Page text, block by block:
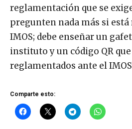
reglamentación que se
pregunten nada más si
IMOS; debe enseñar un
instituto y un código QR
reglamentados ante el
Comparte esto: